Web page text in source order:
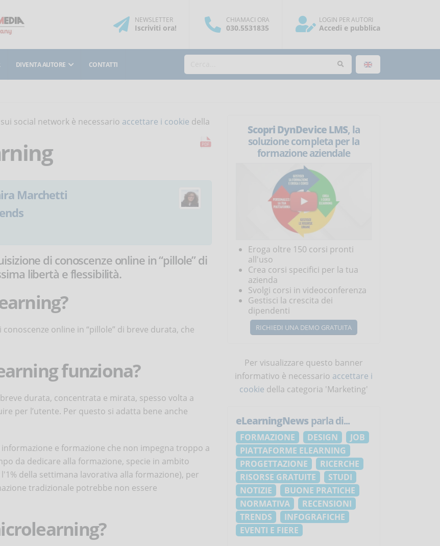
NEWSLETTER
Iscriviti ora!
CHIAMACI ORA
030.5531835
LOGIN PER AUTORI
Accedi e pubblica
DIVENTA AUTORE CONTATTI
social network è necessario accettare i cookie della
Marchetti
di conoscenze online in “pillole” di
libertà e flessibilità.
online in “pillole” di breve durata, che
funziona?
durata, concentrata e mirata, spesso volta a
per l’utente. Per questo si adatta bene anche
e formazione che non impegna troppo a
da dedicare alla formazione, specie in ambito
della settimana lavorativa alla formazione), per
tradizionale potrebbe non essere
Scopri DynDevice LMS, la
soluzione completa per la
formazione aziendale
Eroga oltre 150 corsi pronti
all'uso
Crea corsi specifici per la tua
azienda
Svolgi corsi in videoconferenza
Gestisci la crescita dei
dipendenti
RICHIEDI UNA DEMO GRATUITA
Per visualizzare questo banner
informativo è necessario accettare i
cookie della categoria 'Marketing'
eLearningNews parla di...
FORMAZIONE DESIGN
JOB
PIATTAFORME ELEARNING
PROGETTAZIONE
RICERCHE
RISORSE GRATUITE
STUDI
NOTIZIE
BUONE PRATICHE
NORMATIVA
RECENSIONI
TRENDS
INFOGRAFICHE
EVENTI E FIERE